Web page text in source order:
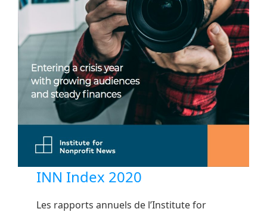
INN Index 2020
Les rapports annuels de l’Institute for